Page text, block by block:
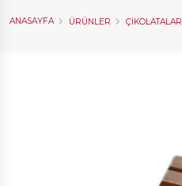
ANASAYFA ÜRÜNLER ÇIKOLATALAR